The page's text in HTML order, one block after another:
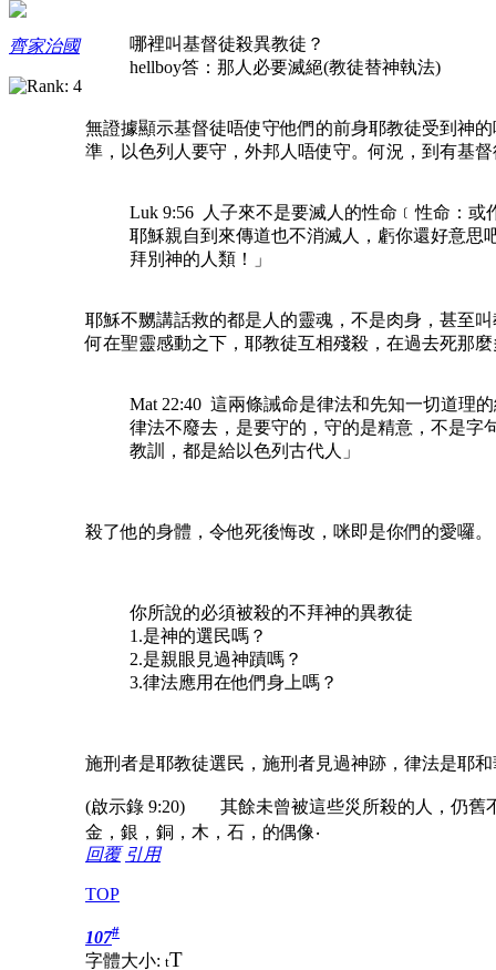
齊家治國
哪裡叫基督徒殺異教徒？
hellboy答：那人必要滅絕(教徒替神執法)
無證據顯示基督徒唔使守他們的前身耶教徒受到神
準，以色列人要守，外邦人唔使守。何況，到有基
Luk 9:56 人子來不是要滅人的性命﹝性命：
耶穌親自到來傳道也不消滅人，虧你還好意思
拜別神的人類！」
耶穌不嬲講話救的都是人的靈魂，不是肉身，甚至
何在聖靈感動之下，耶教徒互相殘殺，在過去死那
Mat 22:40 這兩條誡命是律法和先知一切道理
律法不廢去，是要守的，守的是精意，不是字
教訓，都是給以色列古代人」
殺了他的身體，令他死後悔改，咪即是你們的愛囉。
你所說的必須被殺的不拜神的異教徒
1.是神的選民嗎？
2.是親眼見過神蹟嗎？
3.律法應用在他們身上嗎？
施刑者是耶教徒選民，施刑者見過神跡，律法是耶
(啟示錄 9:20) 其餘未曾被這些災所殺的人，仍舊
金，銀，銅，木，石，的偶像‧
回覆 引用
TOP
107#
字體大小: tT